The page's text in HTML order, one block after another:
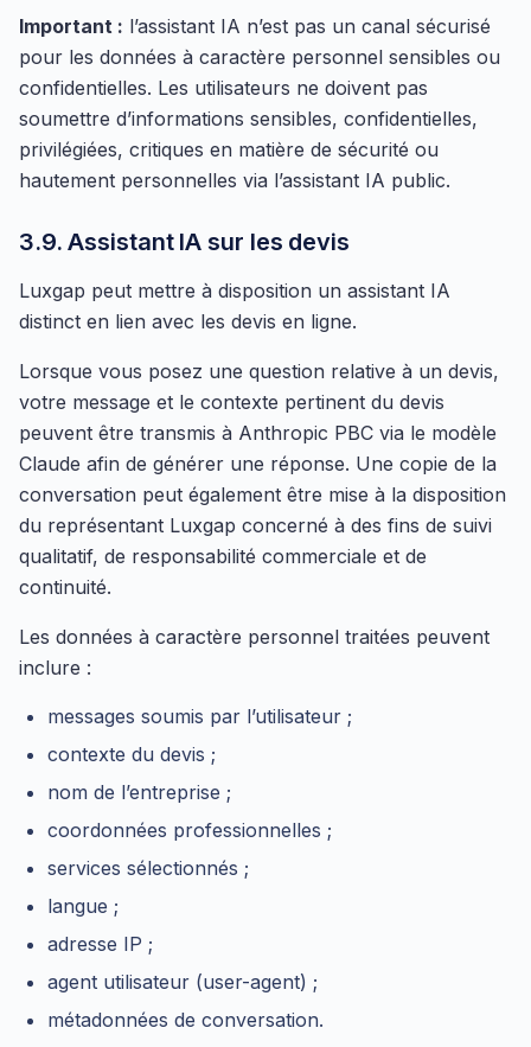
Important : l’assistant IA n’est pas un canal sécurisé
pour les données à caractère personnel sensibles ou
confidentielles. Les utilisateurs ne doivent pas
soumettre d’informations sensibles, confidentielles,
privilégiées, critiques en matière de sécurité ou
hautement personnelles via l’assistant IA public.
3.9. Assistant IA sur les devis
Luxgap peut mettre à disposition un assistant IA
distinct en lien avec les devis en ligne.
Lorsque vous posez une question relative à un devis,
votre message et le contexte pertinent du devis
peuvent être transmis à Anthropic PBC via le modèle
Claude afin de générer une réponse. Une copie de la
conversation peut également être mise à la disposition
du représentant Luxgap concerné à des fins de suivi
qualitatif, de responsabilité commerciale et de
continuité.
Les données à caractère personnel traitées peuvent
inclure :
messages soumis par l’utilisateur ;
contexte du devis ;
nom de l’entreprise ;
coordonnées professionnelles ;
services sélectionnés ;
langue ;
adresse IP ;
agent utilisateur (user-agent) ;
métadonnées de conversation.